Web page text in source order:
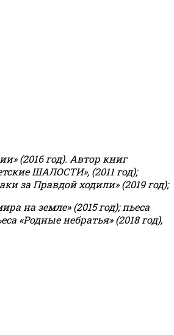
(2016 год). Автор книг
ШАЛОСТИ», (2011 год);
за Правдой ходили» (2019 год);
на земле» (2015 год); пьеса
«Родные небратья» (2018 год),